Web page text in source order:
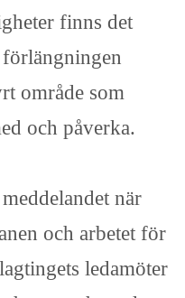
finns det
område som
och påverka.
när
och arbetet för
ledamöter